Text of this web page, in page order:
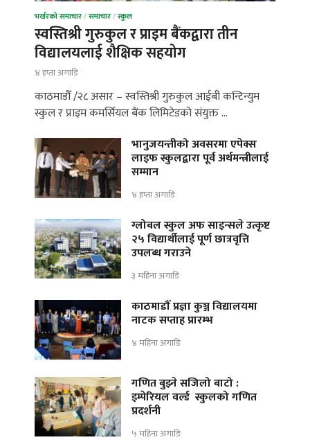
भर्खरको समाचार/समाचार/स्कुल
स्वस्तिश्री गुरुकुल र प्राइम बैंकद्वारा तीन
विद्यालयलाई शैक्षिक सहयोग
४ हप्ता अगाडि
काठमाडौँ /२८ असार – स्वस्तिश्री गुरुकुल आईबी कन्टिन्युम
स्कुल र प्राइम कमर्सियल बैंक लिमिटेडको संयुक्त …
भानुजयन्तीको अवसरमा एपेक्स
लाइफ स्कुलद्वारा पूर्व अर्थमन्त्रीलाई
सम्मान
४ हप्ता अगाडि
ग्लोबल स्कुल अफ साइन्सले उत्कृष्ट
२५ विद्यार्थीलाई पूर्ण छात्रवृत्ति
उपलब्ध गराउने
३ महिना अगाडि
काठमाडौँ प्रज्ञा कुञ्ज विद्यालयमा
नाटक सप्ताह प्रारम्भ
४ महिना अगाडि
गणित बुझ्ने सजिलो बाटो :
इम्पेरियल वर्ल्ड स्कुलको गणित
प्रदर्शनी
५ महिना अगाडि